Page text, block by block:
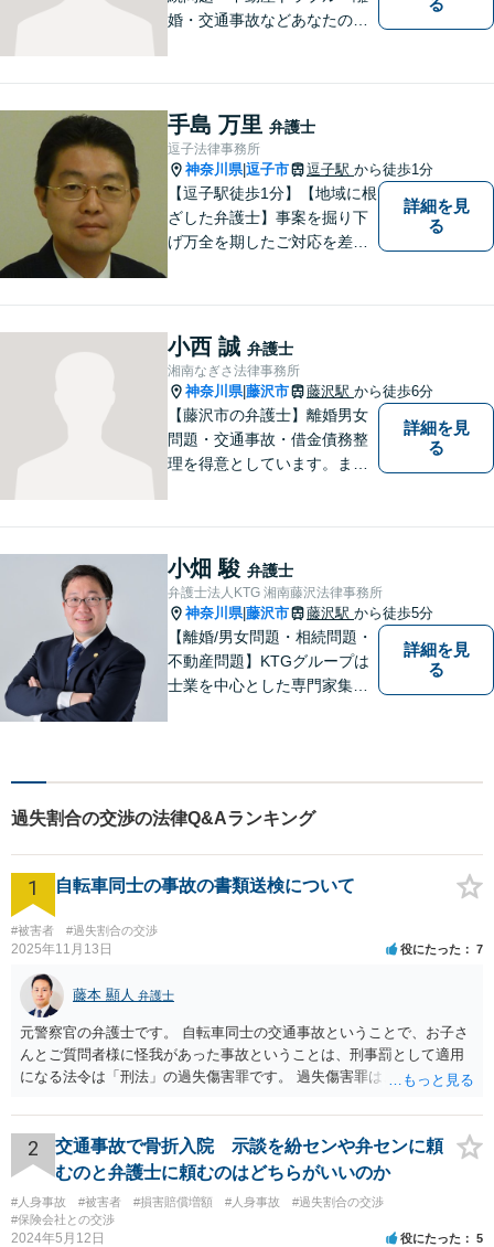
婚・交通事故などあなたの困
手島 万里 弁護士
逗子法律事務所
神奈川県|逗子市 逗子駅 から徒歩1分
【逗子駅徒歩1分】【地域に根
ざした弁護士】事案を掘り下
げ万全を期したご対応を差し
ど、幅広く対応可能。【明確
な料金体系】１件１件ていね
いに対応させて頂きます。ご
連絡ください。
詳細を見
る
小西 誠 弁護士
湘南なぎさ法律事務所
神奈川県|藤沢市 藤沢駅 から徒歩6分
【藤沢市の弁護士】離婚男女
問題・交通事故・借金債務整
理を得意としています。ま
談ください。
詳細を見
る
小畑 駿 弁護士
弁護士法人KTG 湘南藤沢法律事務所
神奈川県|藤沢市 藤沢駅 から徒歩5分
【離婚/男女問題・相続問題・
不動産問題】KTGグループは
士業を中心とした専門家集団
トップサービスを提供してい
ます。【WEB相談可】【カー
ド払い・分割払い可】
詳細を見
る
過失割合の交渉の法律Q&Aランキング
1 自転車同士の事故の書類送検について
#被害者 #過失割合の交渉
2025年11月13日 役にたった 7
藤本 顯人 弁護士
元警察官の弁護士です。 自転車同士の交通事故ということで、お子さ
んとご質問者様に怪我があった事故ということは、刑事罰として適用
になる法令は「刑法」の過失傷害罪です。 過失傷害罪は、親告罪と言
とは異なるものです。 今回の事故で、ご質問者様は、相手方を処罰し
たいということで、ご自身の怪我とお子さんの怪我について、過失傷
害として、告訴状を警察に出したものと思います。それであれば、相
手方については処罰されます。 他方で、怪我のない相手方は、自らの
怪我についての告訴については、相手方がご質問者様に対してするこ
とはできません。また、お子さんやご質問者様の怪我についての告訴
2
交通事故で骨折入院 示談を紛センや弁センに頼
むのと弁護士に頼むのはどちらがいいのか
#人身事故 #被害者 #損害賠償増額 #人身事故
#過失割合の交渉
#保険会社との交渉
2024年5月12日 役にたった 5